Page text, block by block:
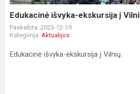
Edukacinė išvyka-ekskursija į
Paskelbta: 2023-12-19
Kategorija: Aktualijos
Edukacinė išvyka-ekskursija į Vilnių.